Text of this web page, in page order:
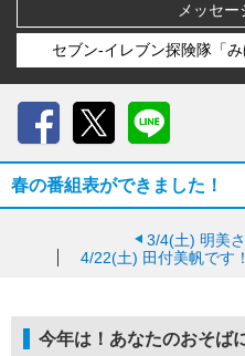
メッセー
セブン-イレブン探険隊「
春の番組表ができました！
3/4(土) 明美
4/22(土) 田付美帆です
今年は！あなたのおそば